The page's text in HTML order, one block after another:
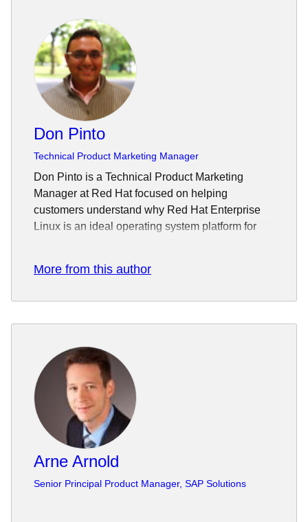
Don Pinto
Technical Product Marketing Manager
Don Pinto is a Technical Product Marketing
Manager at Red Hat focused on helping
customers understand why Red Hat Enterprise
Linux is an ideal operating system platform for
operating systems, having authored several
Science and a Bachelor's degree in Computer
Canada.
More from this author
Arne Arnold
Senior Principal Product Manager, SAP Solutions